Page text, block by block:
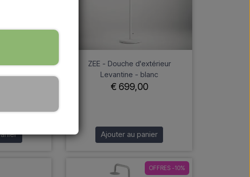
- Douche
avec
ZEE - Douche d'extérieur
Levantine - blanc
€ 699,00
Ajouter au panier
OFFRES -10%